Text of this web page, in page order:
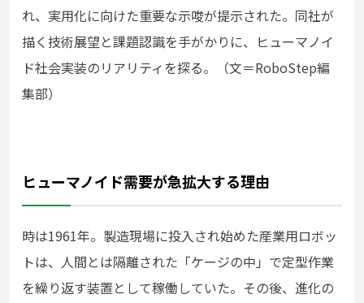
れ、実用化に向けた重要な示唆が提示された。同社が
描く技術展望と課題認識を手がかりに、ヒューマノイ
ド社会実装のリアリティを探る。（文＝RoboStep編
集部）
ヒューマノイド需要が急拡大する理由
時は1961年。製造現場に投入され始めた産業用ロボッ
トは、人間とは隔離された「ケージの中」で定型作業
を繰り返す装置として稼働していた。その後、進化の